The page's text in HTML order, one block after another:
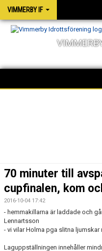
VIMMERBY IF
OM FÖRENINGEN
BARN & UNGDOMSVERKSAMHET
STÖTTA VIF
70 minuter till
cupfinalen, kom
2016-10-04 17:42
- hemmakillarna är laddade och
Lennartsson
- vi vilar Holma pga slitna ljumskar
Laguppställningen innehåller